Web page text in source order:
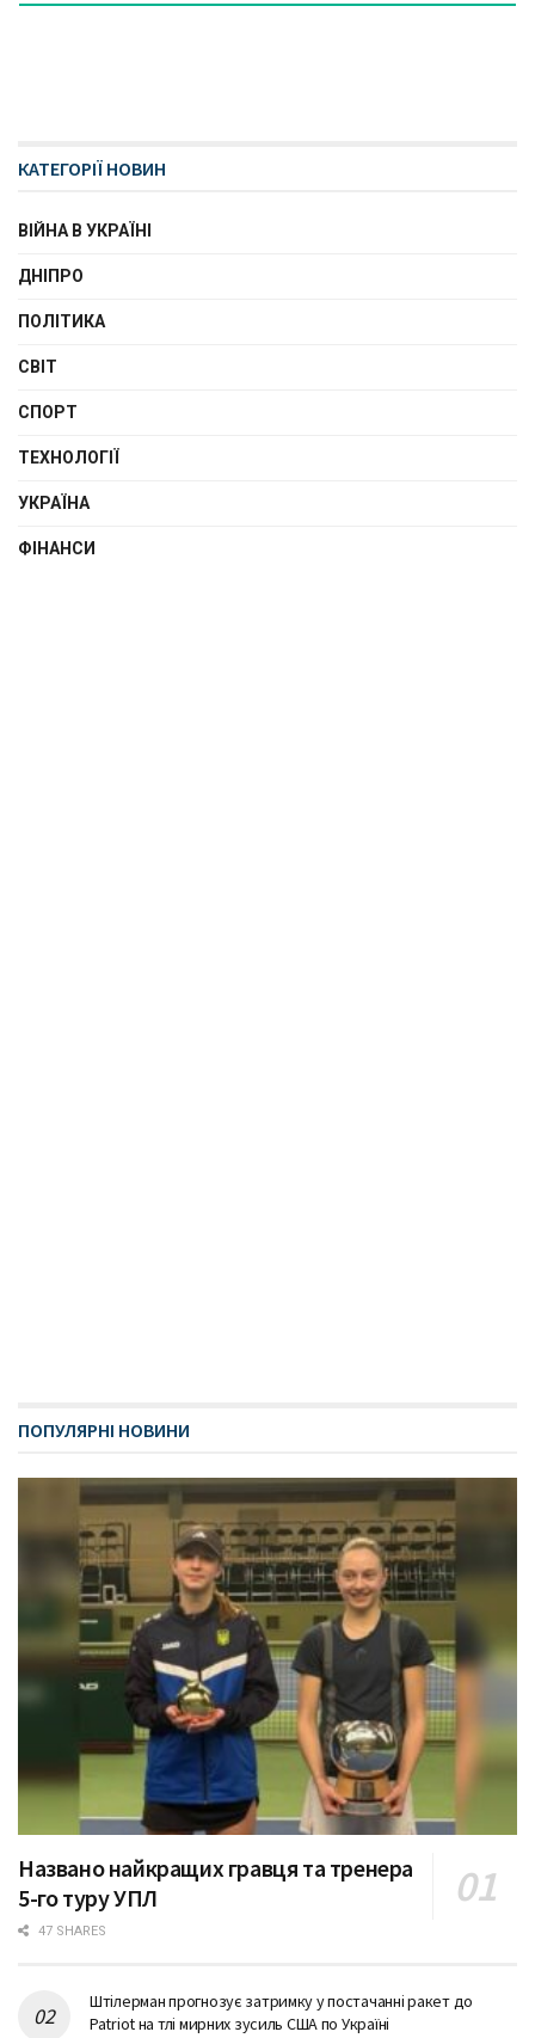
КАТЕГОРІЇ НОВИН
ВІЙНА В УКРАЇНІ
ДНІПРО
ПОЛІТИКА
СВІТ
СПОРТ
ТЕХНОЛОГІЇ
УКРАЇНА
ФІНАНСИ
ПОПУЛЯРНІ НОВИНИ
Названо найкращих гравця та тренера
5-го туру УПЛ
47 SHARES
Штілерман прогнозує затримку у постачанні ракет до
Patriot на тлі мирних зусиль США по Україні